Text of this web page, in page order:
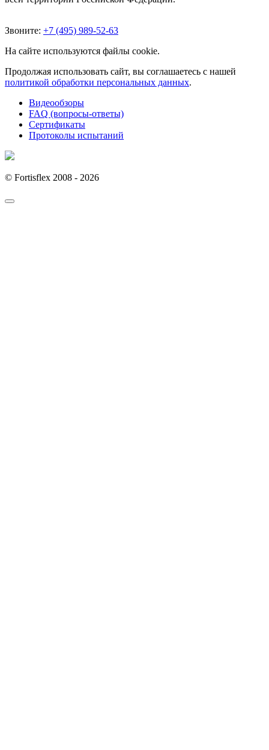
Звоните: +7 (495) 989-52-63
На сайте используются файлы cookie.
Продолжая использовать сайт, вы соглашаетесь с нашей
политикой обработки персональных данных.
Видеообзоры
FAQ (вопросы-ответы)
Сертификаты
Протоколы испытаний
© Fortisflex 2008 - 2026